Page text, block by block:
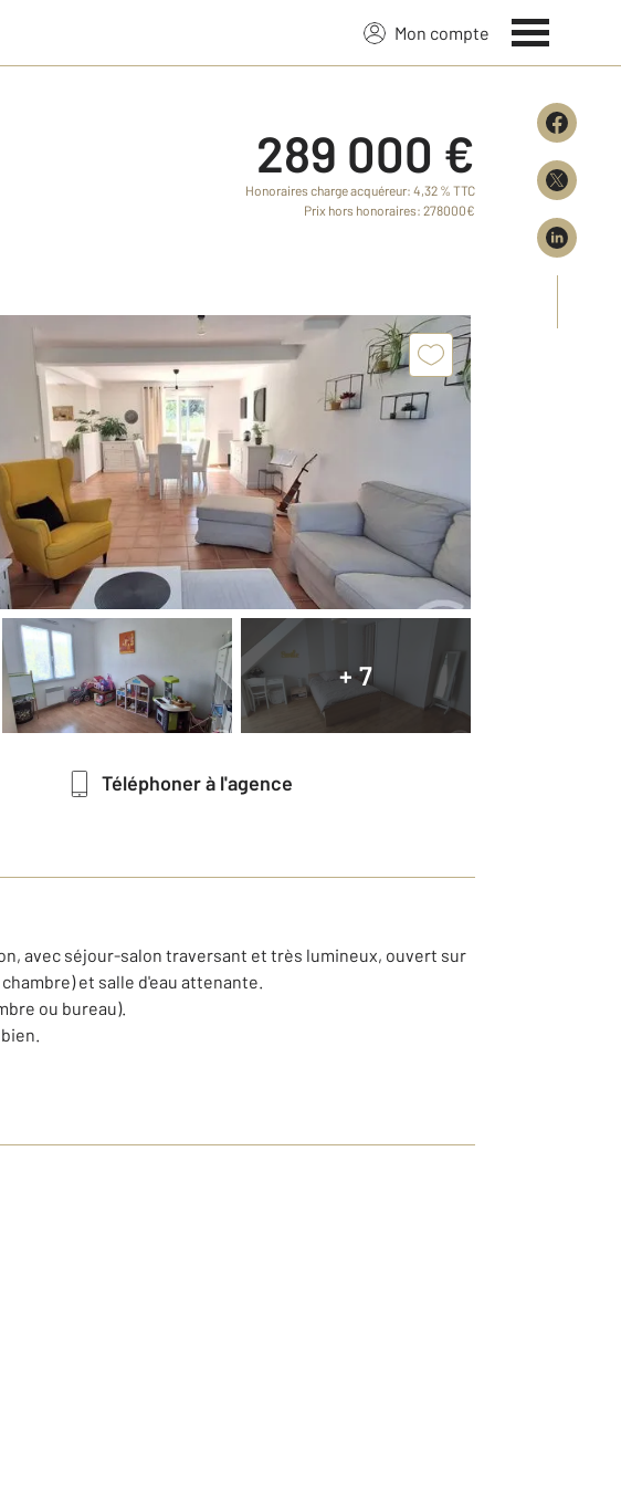
Mon compte
289 000 €
Honoraires charge acquéreur: 4,32 % TTC
Prix hors honoraires: 278000€
+ 7
Téléphoner à l'agence
avec séjour-salon traversant et très lumineux, ouvert sur
et salle d'eau attenante.
ou bureau).